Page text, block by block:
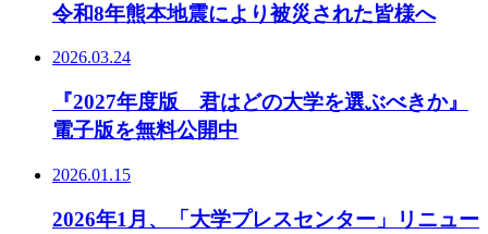
令和8年熊本地震により被災された皆様へ
2026.03.24
『2027年度版 君はどの大学を選ぶべきか』
電子版を無料公開中
2026.01.15
2026年1月、「大学プレスセンター」リニュー